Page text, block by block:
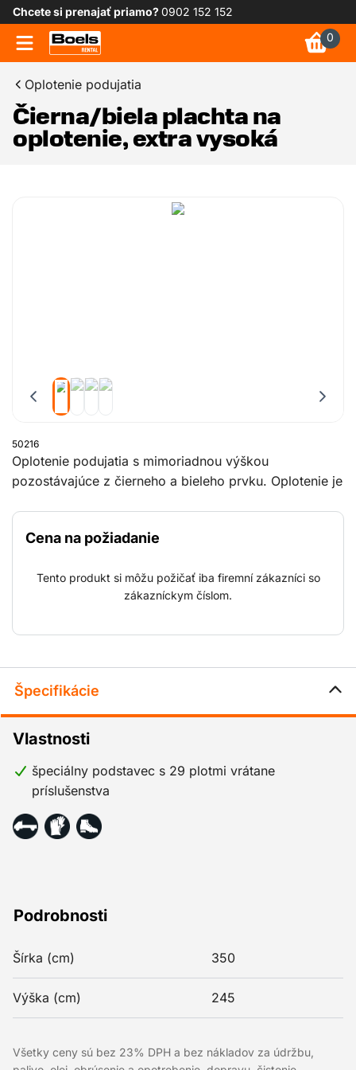
Chcete si prenajať priamo?0902 152 152
0
Oplotenie podujatia
Čierna/biela plachta na
oplotenie, extra vysoká
50216
Oplotenie podujatia s mimoriadnou výškou
pozostávajúce z čierneho a bieleho prvku. Oplotenie je
špeciálne udalosti, ktorý obsahuje aj bloky, svorky a
podpery.
Cena na požiadanie
Tento produkt si môžu požičať iba firemní zákazníci so
zákazníckym číslom.
Špecifikácie
Podrobnosti
Šírka (cm) 350
Výška (cm) 245
Vlastnosti
špeciálny podstavec s 29 plotmi vrátane
príslušenstva
Všetky ceny sú bez 23% DPH a bez nákladov za údržbu,